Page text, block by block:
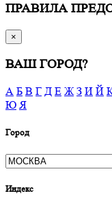
ПРАВИЛА
×
ВАШ ГОРОД?
А Б В Г Д Е Ж З И Й
Ю Я
Город
Индекс